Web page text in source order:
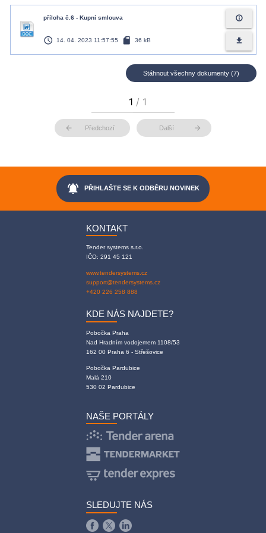
příloha č.6 - Kupní smlouva
access_time 14. 04. 2023 11:57:55 sd_card 36 kB
info_outline
file_download
Stáhnout všechny dokumenty (7)
arrow_back Předchozí Další arrow_forward
notifications_active PŘIHLAŠTE SE K ODBĚRU NOVINEK
KONTAKT
Tender systems s.r.o.
IČO: 291 45 121
www.tendersystems.cz
support@tendersystems.cz
+420 226 258 888
KDE NÁS NAJDETE?
Pobočka Praha
Nad Hradním vodojemem 1108/53
162 00 Praha 6 - Střešovice
Pobočka Pardubice
Malá 210
530 02 Pardubice
NAŠE PORTÁLY
SLEDUJTE NÁS